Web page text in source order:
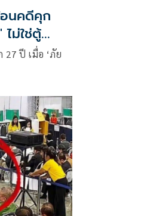
นคดีคุก
ม่ใช่ตู้
27 ปี เมื่อ ‘ภัย